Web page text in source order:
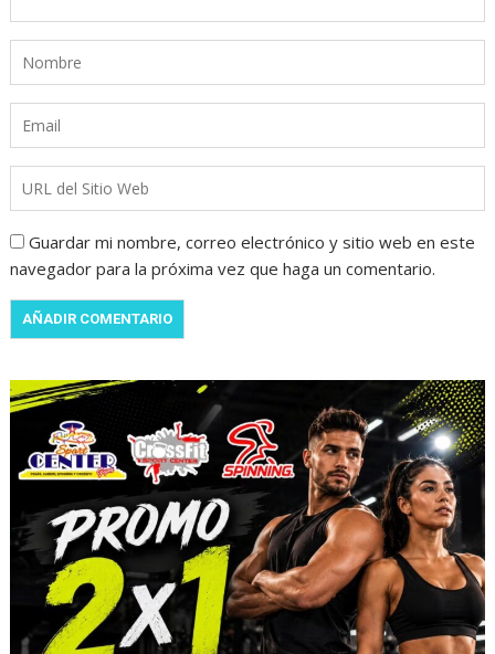
Guardar mi nombre, correo electrónico y sitio web en este
navegador para la próxima vez que haga un comentario.